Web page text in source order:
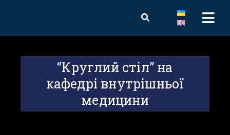
“Круглий стіл” на
кафедрі внутрішньої
медицини